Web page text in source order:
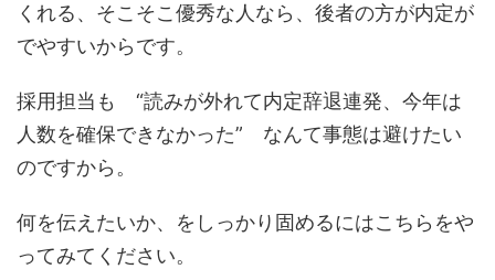
くれる、そこそこ優秀な人なら、後者の方が内定が
でやすいからです。
採用担当も “読みが外れて内定辞退連発、今年は
人数を確保できなかった” なんて事態は避けたい
のですから。
何を伝えたいか、をしっかり固めるにはこちらをや
ってみてください。